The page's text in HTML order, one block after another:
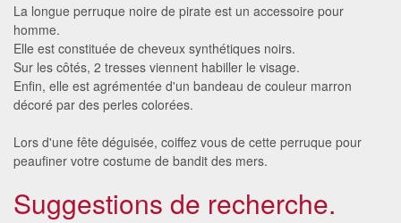
La longue perruque noire de pirate est un accessoire pour
homme.
Elle est constituée de cheveux synthétiques noirs.
Sur les côtés, 2 tresses viennent habiller le visage.
Enfin, elle est agrémentée d'un bandeau de couleur marron
décoré par des perles colorées.
Lors d'une fête déguisée, coiffez vous de cette perruque pour
peaufiner votre costume de bandit des mers.
Suggestions de recherche.